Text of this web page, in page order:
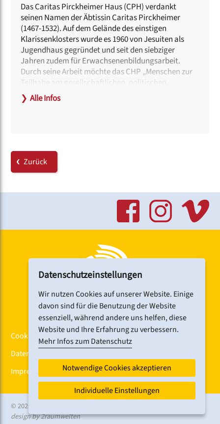
Das Caritas Pirckheimer Haus (CPH) verdankt
seinen Namen der Äbtissin Caritas Pirckheimer
(1467-1532). Auf dem Gelände des einstigen
Klarissenklosters wurde es 1960 von Jesuiten als
Jugendhaus gegründet und seit den siebziger
Jahren zudem für Erwachsenenbildungsarbeit.
Durch seine Arbeit möchte das CHP „Menschen zur
Teilhabe am gesellschaftlichen, politischen,
kulturellen, religiösen und spirituellen Leben und zu
einem verantwortungsvollen, wertschätzenden und
Lorenzkirche (U 1) oder Hauptbahnhof (U 1, U 2, U 3 |
Tram 5, 7, 8, 11 | Bus 43, 44 | S 1 bis S 6 | RE, RB und
Fernverkehr)
Hinweise zur Barrierefreiheit:
Ein barrierefreier Zugang ist über den Haupteingang
Im Hause gibt es Aufzüge und behindertengerechte
Link:
www.cph-nuernberg.de
❯ Alle Infos
Zurück
Cookiebanner
Datenschutz
Impressum
© 2026 CHORFEST
design by 2raumwelten
Datenschutzeinstellungen
Wir nutzen Cookies auf unserer Website. Einige
davon sind für die Benutzung der Website
essenziell, während andere uns helfen, diese
Website und Ihre Erfahrung zu verbessern.
Mehr Infos zum Datenschutz
Notwendige Cookies akzeptieren
Individuelle Einstellungen